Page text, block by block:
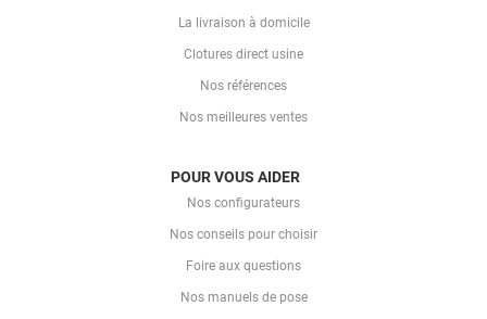
La livraison à domicile
Clotures direct usine
Nos références
Nos meilleures ventes
POUR VOUS AIDER
Nos configurateurs
Nos conseils pour choisir
Foire aux questions
Nos manuels de pose